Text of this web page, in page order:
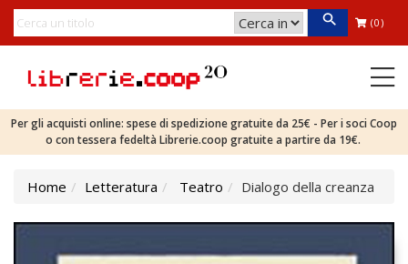
(0)
Per gli acquisti online: spese di spedizione gratuite da 25€ - Per i soci Coop
o con tessera fedeltà Librerie.coop gratuite a partire da 19€.
Home Letteratura Teatro Dialogo della creanza